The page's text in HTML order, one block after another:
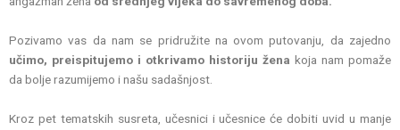
Pozivamo vas da nam se pridružite na ovom putovanju, da zajedno
učimo, preispitujemo i otkrivamo historiju žena koja nam pomaže
da bolje razumijemo i našu sadašnjost.
Kroz pet tematskih susreta, učesnici i učesnice će dobiti uvid u manje